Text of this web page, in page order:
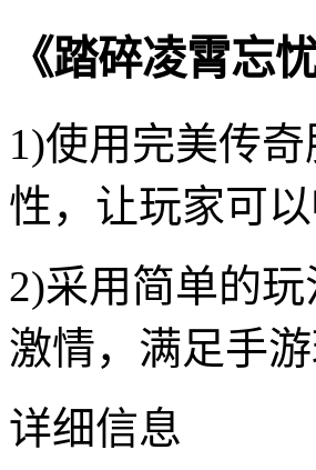
《踏碎凌霄忘
1)使用完美传
性，让玩家可
2)采用简单的
激情，满足手
详细信息